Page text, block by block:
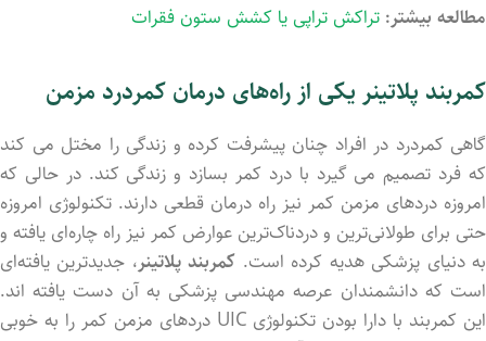
مطالعه بیشتر: تراکش تراپی یا کشش ستون فقرات
کمربند پلاتینر یکی از راه‌های درمان کمردرد مزمن
گاهی کمردرد در افراد چنان پیشرفت کرده و زندگی را مختل می کند
که فرد تصمیم می گیرد با درد کمر بسازد و زندگی کند. در حالی که
امروزه دردهای مزمن کمر نیز راه درمان قطعی دارند. تکنولوژی امروزه
حتی برای طولانی‌ترین و دردناک‌ترین عوارض کمر نیز راه چاره‌ای یافته و
به دنیای پزشکی هدیه کرده است. کمربند پلاتینر، جدیدترین یافته‌ای
است که دانشمندان عرصه مهندسی پزشکی به آن دست یافته اند.
این کمربند با دارا بودن تکنولوژی UIC دردهای مزمن کمر را به خوبی